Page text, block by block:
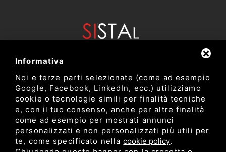
Dipartimento di Bioscienze e Tecnologie Agro Alimentari e
Ambientali
Università degli Studi di Teramo
Informativa
Noi e terze parti selezionate (come ad esempio
Google, Facebook, LinkedIn, ecc.) utilizziamo
cookie o tecnologie simili per finalità tecniche
e, con il tuo consenso, anche per altre finalità
come ad esempio per mostrati annunci
personalizzati e non personalizzati più utili per
te, come specificato nellacookie policy.